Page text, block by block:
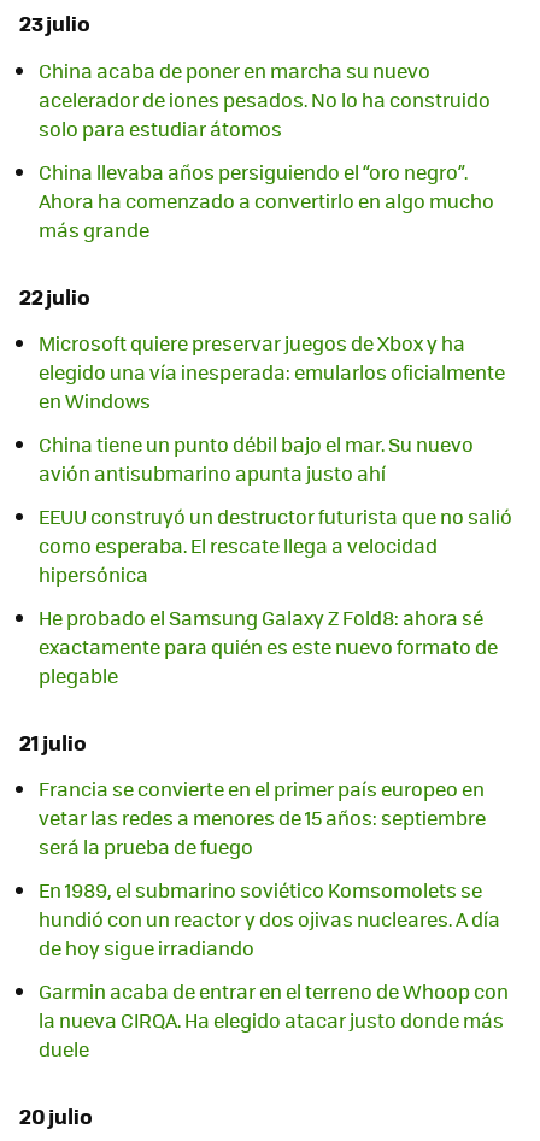
23 julio
China acaba de poner en marcha su nuevo
acelerador de iones pesados. No lo ha construido
solo para estudiar átomos
China llevaba años persiguiendo el “oro negro”.
Ahora ha comenzado a convertirlo en algo mucho
más grande
22 julio
Microsoft quiere preservar juegos de Xbox y ha
elegido una vía inesperada: emularlos oficialmente
en Windows
China tiene un punto débil bajo el mar. Su nuevo
avión antisubmarino apunta justo ahí
EEUU construyó un destructor futurista que no salió
como esperaba. El rescate llega a velocidad
hipersónica
He probado el Samsung Galaxy Z Fold8: ahora sé
exactamente para quién es este nuevo formato de
plegable
21 julio
Francia se convierte en el primer país europeo en
vetar las redes a menores de 15 años: septiembre
será la prueba de fuego
En 1989, el submarino soviético Komsomolets se
hundió con un reactor y dos ojivas nucleares. A día
de hoy sigue irradiando
Garmin acaba de entrar en el terreno de Whoop con
la nueva CIRQA. Ha elegido atacar justo donde más
duele
20 julio